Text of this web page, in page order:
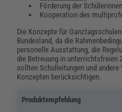
Förderung der
Kooperation des
Die Konzepte für
Bundesland, da die
personelle Ausstattung, die
die Betreuung in unterrichtsfreien
sollten Schulleitungen und
Konzepten berücksichtigen.
Produktempfehlung